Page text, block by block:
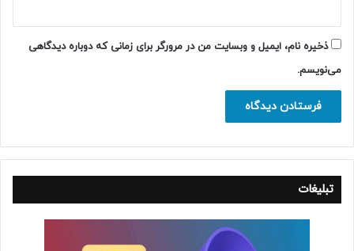
ذخیره نام، ایمیل و وبسایت من در مرورگر برای زمانی که دوباره دیدگاهی
می‌نویسم.
تبلیغات